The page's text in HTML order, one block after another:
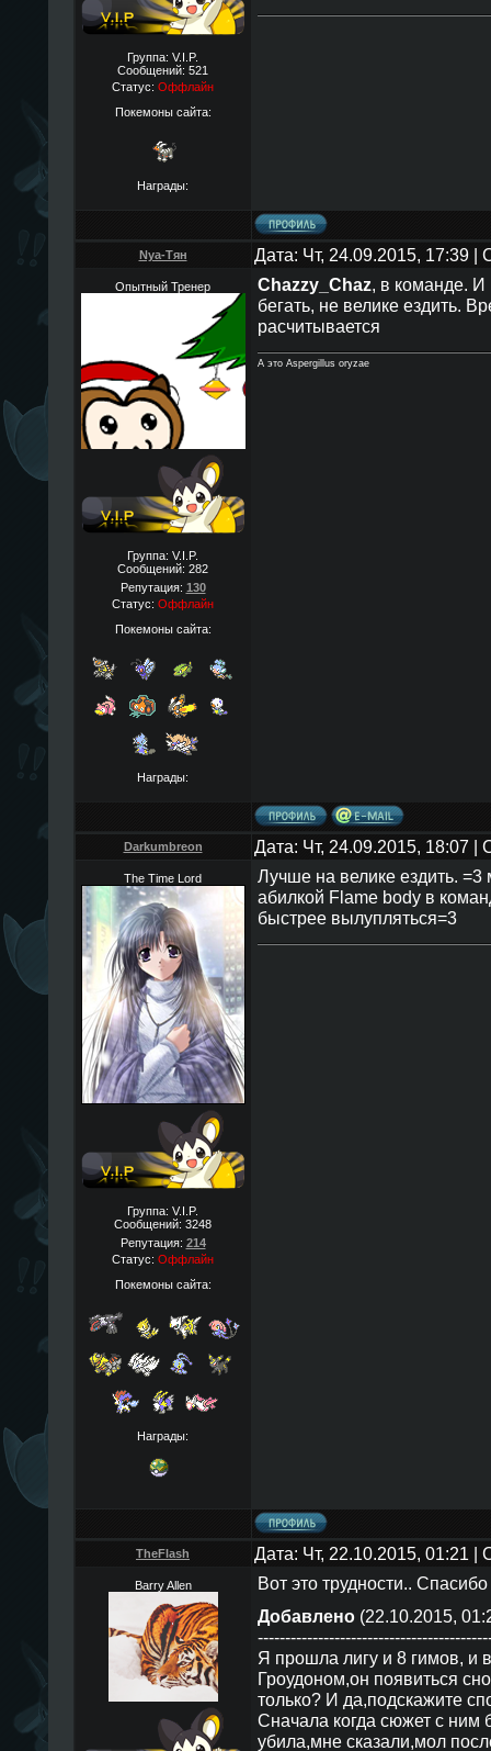
Группа: V.I.P.
Сообщений: 521
Статус: Оффлайн
Покемоны сайта:
Награды:
Nya-Тян Дата: Чт, 24.09.2015, 17:39
Опытный Тренер
Группа: V.I.P.
Сообщений: 282
Репутация: 130
Статус: Оффлайн
Покемоны сайта:
Награды:
Chazzy_Chaz, в команде. И
бегать, не велике ездить.
расчитывается
А это Aspergillus oryzae
Darkumbreon Дата: Чт, 24.09.2015, 18:07
The Time Lord
Группа: V.I.P.
Сообщений: 3248
Репутация: 214
Статус: Оффлайн
Покемоны сайта:
Награды:
Лучше на велике ездить.
абилкой Flame body в
быстрее вылупляться=3
TheFlаsh Дата: Чт, 22.10.2015, 01:21
Barry Allen
Вот это трудности.. Спасибо
Добавлено(22.10.2015,
Я прошла лигу и 8 гимов, и
Гроудоном,он появиться
только? И да,подскажите
Сначала когда сюжет с ним
убила,мне сказали,мол